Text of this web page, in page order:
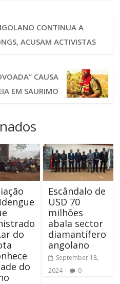
CONTINUA A
ACUSAM ACTIVISTAS
CAUSA
EM SAURIMO
do
do
Escândalo de
USD 70
milhões
abala sector
diamantífero
angolano
September 18,
2024
0